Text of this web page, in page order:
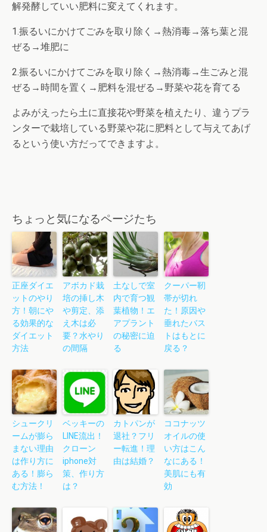
解発酵していい肥料に変えてくれます。
1.振るいにかけてごみを取り除く→熱消毒→落ち葉と混
ぜる→堆肥に
2.振るいにかけてごみを取り除く→熱消毒→生ごみと混
ぜる→時間を置く→肥料を混ぜる→野菜や花を育てる
よみがえったら土に直接花や野菜を植えたり、違うプラ
ンターで栽培している野菜や花に肥料として与えてあげ
るという使い方だってできますよ。
ちょっと気になるページたち
正座ダイエ
ットのやり
方！朝にや
る効果的な
ダイエット
方法
アボカド栽
培の挿し木
や剪定、添
え木は必
要？水やり
の間隔
土なしで室
内で育つ観
葉植物！エ
アプラント
の秘密に迫
る
クーパー靭
帯が切れ
た！原因や
垂れたバス
トはもとに
戻る？
シュークリ
ームが膨ら
まない理由
は作り方に
ある！膨ら
む方法！
ベッキーの
LINE流出！
クローン
iphone対
策、作り方
は？
カトパンが
退社？フリ
ー転進！理
由は結婚？
ココナッツ
オイルの使
い方はこん
なにある！
美肌にも有
効